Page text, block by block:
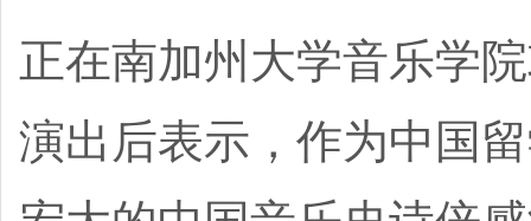
正在南加州大学音乐学
演出后表示，作为中国